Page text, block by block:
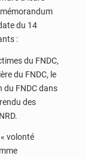
du 14
:
du FNDC,
du FNDC, le
du FNDC dans
des
volonté